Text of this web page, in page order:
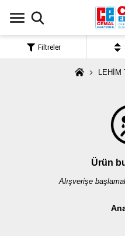
LEHİM
Ürün
Alışverişe
Filtreler